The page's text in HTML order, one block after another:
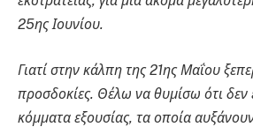
25ης Ιουνίου.
Γιατί στην κάλπη της 21ης Μαΐου
προσδοκίες. Θέλω να θυμίσω ότι δεν
κόμματα εξουσίας, τα οποία